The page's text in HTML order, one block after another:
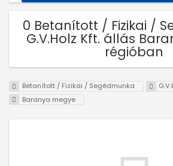
0 Betanított / Fizikai /
G.V.Holz Kft. állás
régióban
Betanított / Fizikai / Segédmunka
Baranya megye